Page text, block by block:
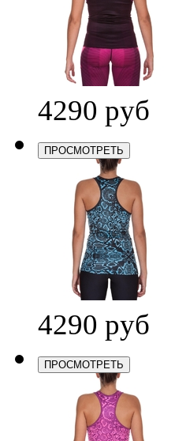
4290 руб
ПРОСМОТРЕТЬ
4290 руб
ПРОСМОТРЕТЬ